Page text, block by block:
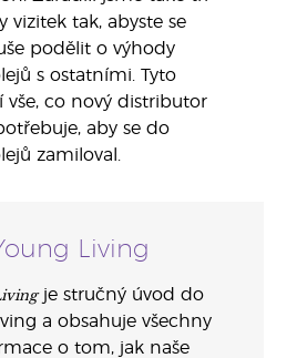
vizitek tak, abyste se
podělit o výhody
s ostatními. Tyto
vše, co nový distributor
aby se do
zamiloval.
Living
je stručný úvod do
a obsahuje všechny
o tom, jak naše